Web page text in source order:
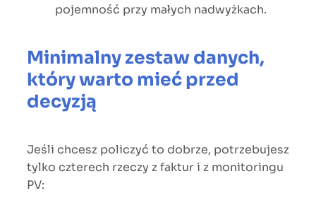
pojemność przy małych nadwyżkach.
Minimalny zestaw danych,
który warto mieć przed
decyzją
Jeśli chcesz policzyć to dobrze, potrzebujesz
tylko czterech rzeczy z faktur i z monitoringu
PV: